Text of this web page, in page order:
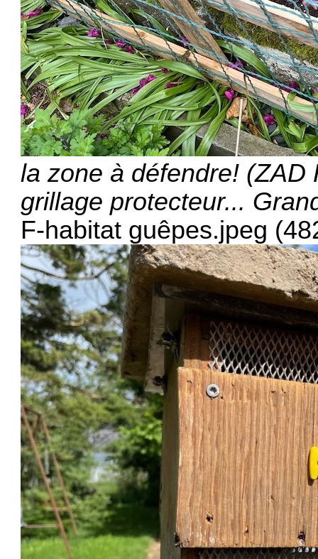
la zone à défendre!
grillage protecteur...
F-habitat guêpes.jpeg